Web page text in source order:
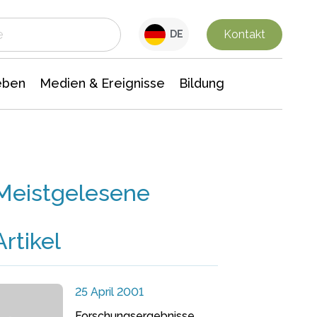
DE Kontakt
Medien & Ereignisse Bildung
25 April 2001